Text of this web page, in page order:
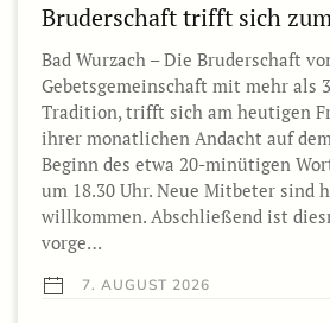
Bruderschaft trifft sich
Bad Wurzach – Die Bruderschaft
Gebetsgemeinschaft mit mehr als
Tradition, trifft sich am heutigen
ihrer monatlichen Andacht auf
Beginn des etwa 20-minütigen
um 18.30 Uhr. Neue Mitbeter sind
willkommen. Abschließend ist
vorge…
7. AUGUST 2026